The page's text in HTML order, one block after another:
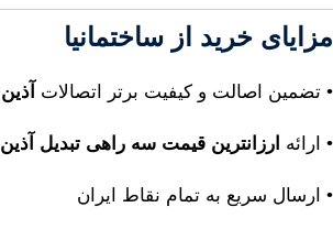
مزایای خرید از ساختمانیا
• تضمین اصالت و کیفیت برتر اتصالات آذین
• ارائه ارزانترین قیمت سه راهی تبدیل آذین
• ارسال سریع به تمام نقاط ایران